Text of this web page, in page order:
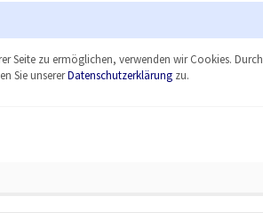
Seite zu ermöglichen, verwenden wir Cookies. Durch
Sie unsererDatenschutzerklärungzu.